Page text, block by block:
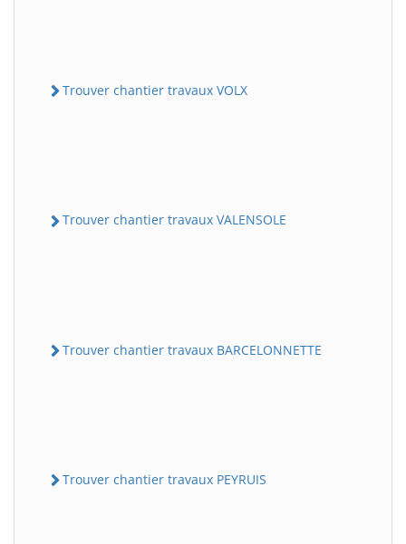
Trouver chantier travaux VOLX
Trouver chantier travaux VALENSOLE
Trouver chantier travaux BARCELONNETTE
Trouver chantier travaux PEYRUIS